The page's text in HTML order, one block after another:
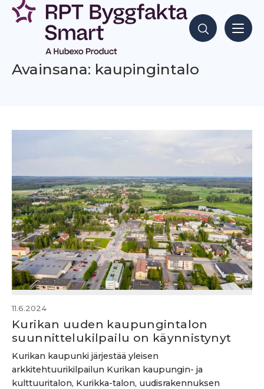
Siirry
sisältöön
Hae sisältöjä
Avainsana: kaupingintalo
11.6.2024
Kurikan uuden kaupungintalon
suunnittelukilpailu on käynnistynyt
Kurikan kaupunki järjestää yleisen
arkkitehtuurikilpailun Kurikan kaupungin- ja
kulttuuritalon, Kurikka-talon, uudisrakennuksen